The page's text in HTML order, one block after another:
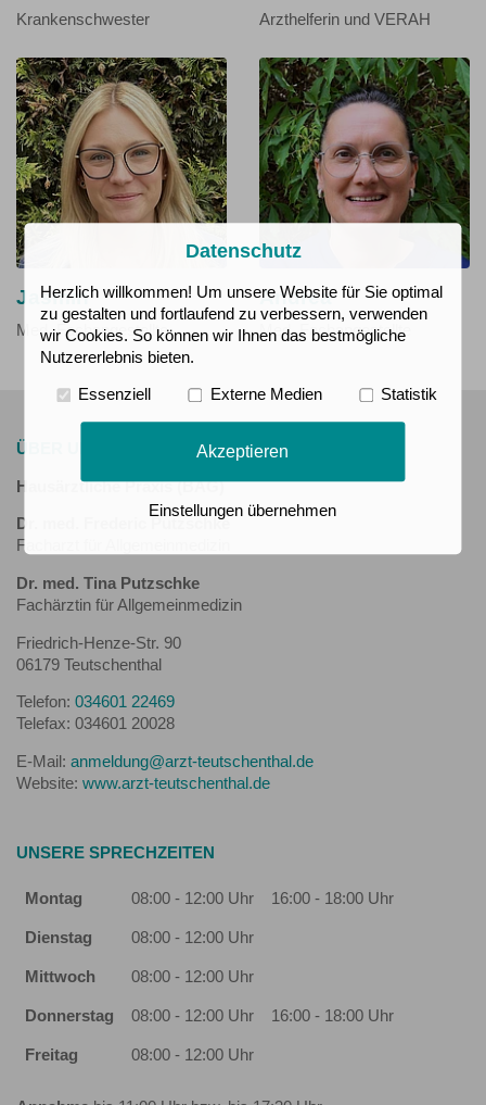
Krankenschwester Arzthelferin und VERAH
Jasmin
Med. Fachangestellte
Andrea
Med. Fachangestellte
ÜBER UNS
Hausärztliche Praxis (BAG)
Dr. med. Frederic Putzschke
Facharzt für Allgemeinmedizin
Dr. med. Tina Putzschke
Fachärztin für Allgemeinmedizin
Friedrich-Henze-Str. 90
06179 Teutschenthal
Telefon: 034601 22469
Telefax: 034601 20028
E-Mail: anmeldung@arzt-teutschenthal.de
Website: www.arzt-teutschenthal.de
UNSERE SPRECHZEITEN
Montag 08:00 - 12:00 Uhr 16:00 - 18:00 Uhr
Dienstag 08:00 - 12:00 Uhr
Mittwoch 08:00 - 12:00 Uhr
Donnerstag 08:00 - 12:00 Uhr 16:00 - 18:00 Uhr
Freitag 08:00 - 12:00 Uhr
Datenschutz
Herzlich willkommen! Um unsere Website für Sie optimal
zu gestalten und fortlaufend zu verbessern, verwenden
wir Cookies. So können wir Ihnen das bestmögliche
Nutzererlebnis bieten.
Essenziell Externe Medien Statistik
Akzeptieren
Einstellungen übernehmen